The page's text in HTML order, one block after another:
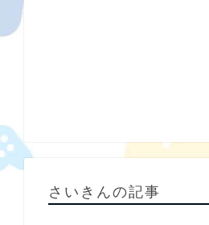
さいきんの記事